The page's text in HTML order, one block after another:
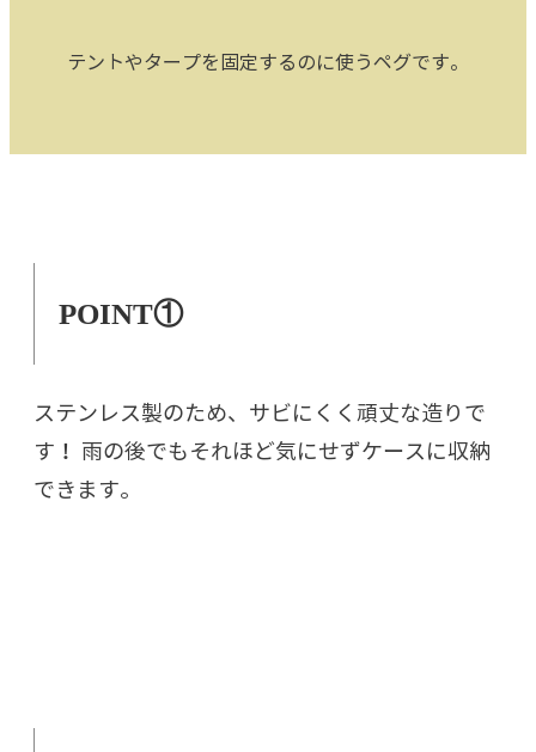
テントやタープを固定するのに使うペグです。
POINT①
ステンレス製のため、サビにくく頑丈な造りで
す！ 雨の後でもそれほど気にせずケースに収納
できます。